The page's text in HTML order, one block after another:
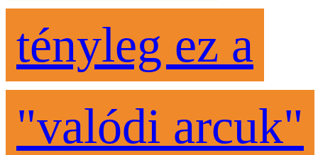
tényleg ez a
"valódi arcuk"